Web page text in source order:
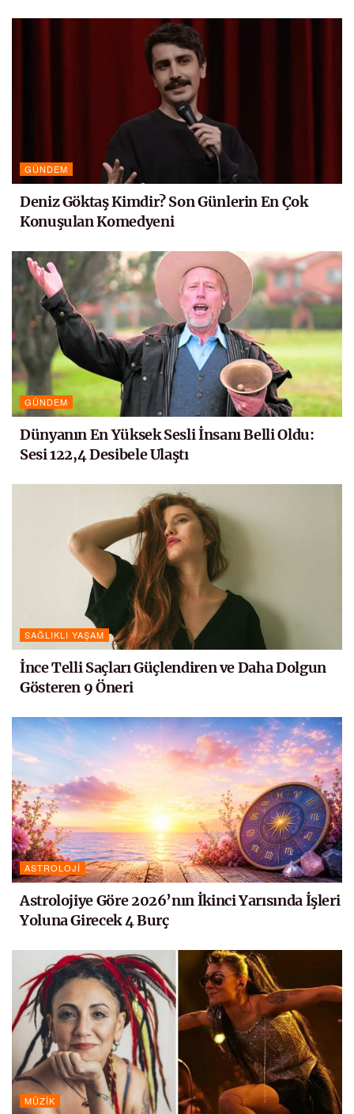
GÜNDEM
Deniz Göktaş Kimdir? Son Günlerin En Çok
Konuşulan Komedyeni
GÜNDEM
Dünyanın En Yüksek Sesli İnsanı Belli Oldu:
Sesi 122,4 Desibele Ulaştı
SAĞLIKLI YAŞAM
İnce Telli Saçları Güçlendiren ve Daha Dolgun
Gösteren 9 Öneri
ASTROLOJI
Astrolojiye Göre 2026’nın İkinci Yarısında İşleri
Yoluna Girecek 4 Burç
MÜZIK